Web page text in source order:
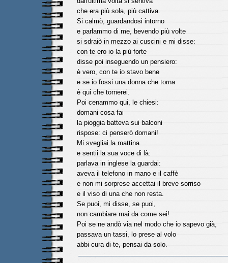
che era più sola, più cattiva.
Si calmò, guardandosi intorno
e parlammo di me, bevendo più volte
si sdraiò in mezzo ai cuscini e mi disse:
con te ero io la più forte
disse poi inseguendo un pensiero:
è vero, con te io stavo bene
e se io fossi una donna che torna
è qui che tornerei.
Poi cenammo qui, le chiesi:
domani cosa fai
la pioggia batteva sui balconi
rispose: ci penserò domani!
Mi svegliai la mattina
e sentii la sua voce di là:
parlava in inglese la guardai:
aveva il telefono in mano e il caffè
e non mi sorprese accettai il breve sorriso
e il viso di una che non resta.
Se puoi, mi disse, se puoi,
non cambiare mai da come sei!
Poi se ne andò via nel modo che io sapevo già,
passava un tassi, lo prese al volo
abbi cura di te, pensai da solo.